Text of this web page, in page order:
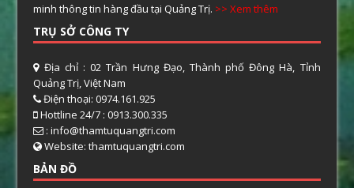
minh thông tin hàng đầu tại Quảng Trị. >> Xem thêm
TRỤ SỞ CÔNG TY
Địa chỉ : 02 Trần Hưng Đạo, Thành phố Đông Hà, Tỉnh
Quảng Trị, Việt Nam
Điện thoại: 0974.161.925
Hottline 24/7 : 0913.300.335
: info@thamtuquangtri.com
Website: thamtuquangtri.com
BẢN ĐỒ